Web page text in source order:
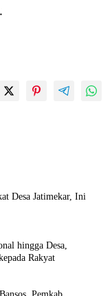
Desa Jatimekar, Ini
hingga Desa,
Rakyat